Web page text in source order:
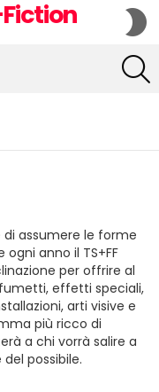
assumere le forme
anno il TS+FF
per offrire al
effetti speciali,
arti visive e
più ricco di
a chi vorrà salire a
possibile.